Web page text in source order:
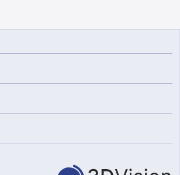
для вакуумного литья